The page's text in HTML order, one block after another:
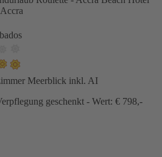
Meerblick inkl. AI
geschenkt - Wert: € 798,-